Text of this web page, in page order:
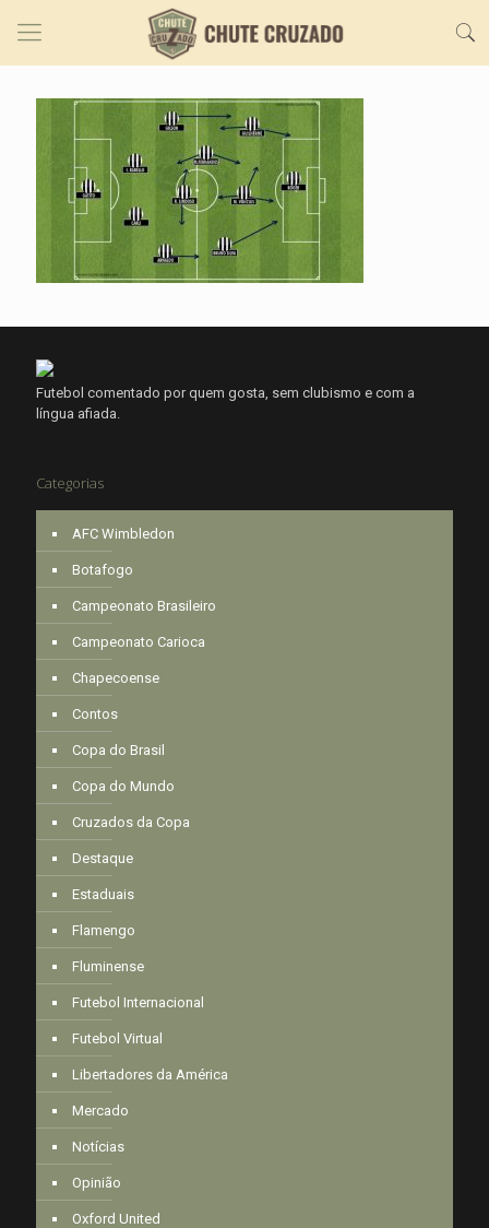
Futebol comentado por quem gosta, sem clubismo e com a
língua afiada.
Categorias
AFC Wimbledon
Botafogo
Campeonato Brasileiro
Campeonato Carioca
Chapecoense
Contos
Copa do Brasil
Copa do Mundo
Cruzados da Copa
Destaque
Estaduais
Flamengo
Fluminense
Futebol Internacional
Futebol Virtual
Libertadores da América
Mercado
Notícias
Opinião
Oxford United